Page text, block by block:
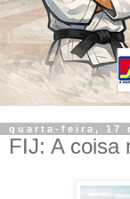
quarta-feira, 17
FIJ: A coisa